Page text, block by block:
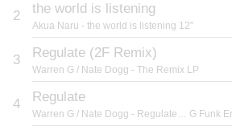
2 the world is listening
Akua Naru - the world is listening 12"
3 Regulate (2F Remix)
Warren G / Nate Dogg - The Remix LP
4 Regulate
Warren G / Nate Dogg - Regulate… G Funk